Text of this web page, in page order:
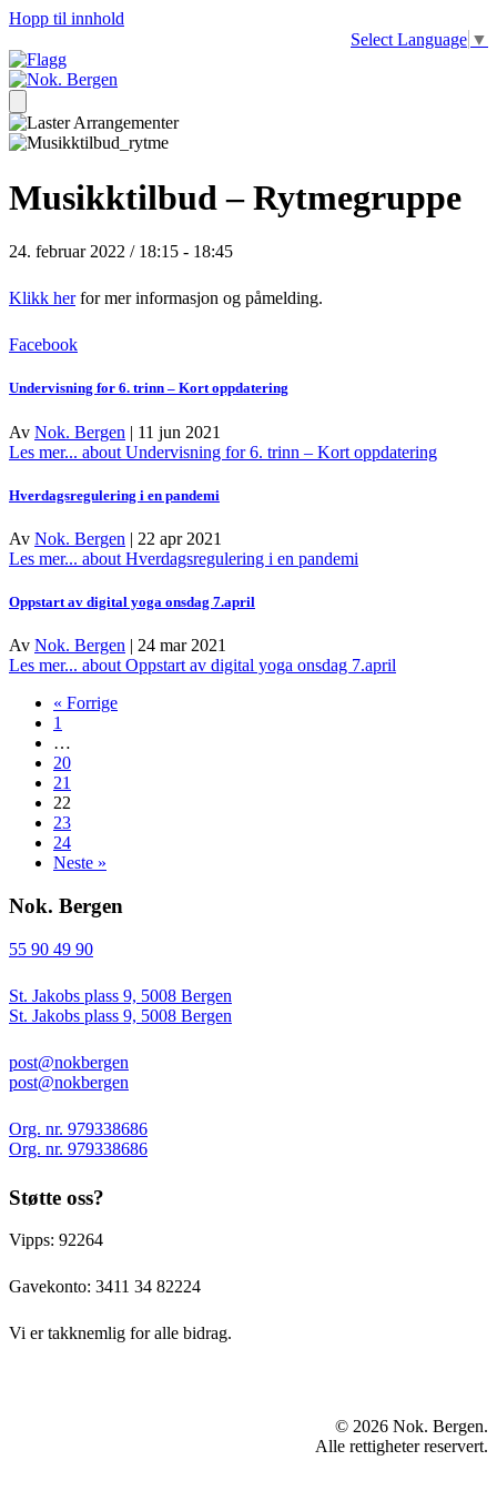
Hopp til innhold
Select Language ▼
Musikktilbud – Rytmegruppe
24. februar 2022 / 18:15 - 18:45
Klikk herfor mer informasjon og påmelding.
Facebook
Undervisning for 6. trinn – Kort oppdatering
Av Nok. Bergen | 11 jun 2021
Les mer... about Undervisning for 6. trinn – Kort oppdatering
Hverdagsregulering i en pandemi
Av Nok. Bergen | 22 apr 2021
Les mer... about Hverdagsregulering i en pandemi
Oppstart av digital yoga onsdag 7.april
Av Nok. Bergen | 24 mar 2021
Les mer... about Oppstart av digital yoga onsdag 7.april
« Forrige
1
…
20
21
22
23
24
Neste »
Nok. Bergen
55 90 49 90
St. Jakobs plass 9, 5008 Bergen
St. Jakobs plass 9, 5008 Bergen
post@nokbergen
post@nokbergen
Org. nr. 979338686
Org. nr. 979338686
Støtte oss?
Vipps: 92264
Gavekonto: 3411 34 82224
Vi er takknemlig for alle bidrag.
© 2026 Nok. Bergen.
Alle rettigheter reservert.